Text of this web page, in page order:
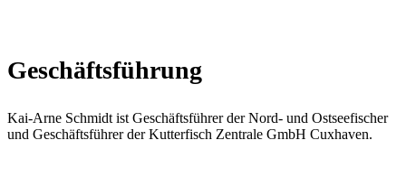
Geschäftsführung
Kai-Arne Schmidt ist Geschäftsführer der Nord- und Ostseefischer
und Geschäftsführer der Kutterfisch Zentrale GmbH Cuxhaven.